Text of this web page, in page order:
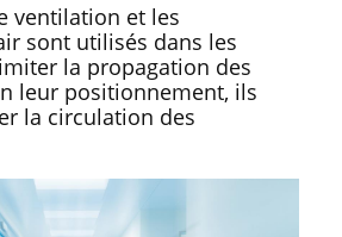
ventilation et les
sont utilisés dans les
la propagation des
leur positionnement, ils
la circulation des